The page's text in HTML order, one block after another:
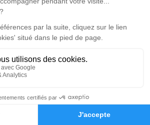
Hommages
d’arbre hommage est
Je rends hommage
de CHAMBERY 86, square Louis